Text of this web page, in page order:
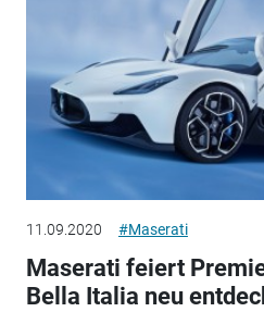
11.09.2020 #Maserati
Maserati feiert
Bella Italia neu